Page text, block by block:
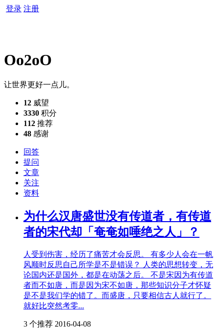
登录 注册
Oo2oO
让世界更好一点儿。
12 威望
3330 积分
112 推荐
48 感谢
回答
提问
文章
关注
资料
为什么汉唐盛世没有传道者，有传道
者的宋代却「奄奄如唾绝之人」？
人受到伤害，经历了痛苦才会反思。 有多少人会在一帆
风顺时反思自己所学是不是错误？ 人类的思想转变，无
论国内还是国外，都是在动荡之后。 不是宋因为有传道
者而不如唐，而是因为宋不如唐，那些知识分子才怀疑
是不是我们学的错了。而盛唐，只要相信古人就行了。
就好比突然考零...
3 个推荐 2016-04-08